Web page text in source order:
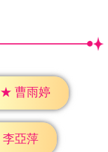
★ 曹雨婷
李亞萍